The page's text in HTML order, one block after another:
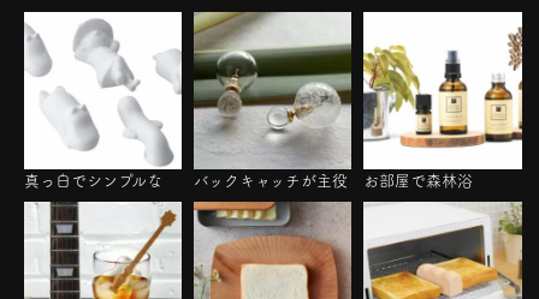
真っ白でシンプルな バックキャッチが主役 お部屋で森林浴